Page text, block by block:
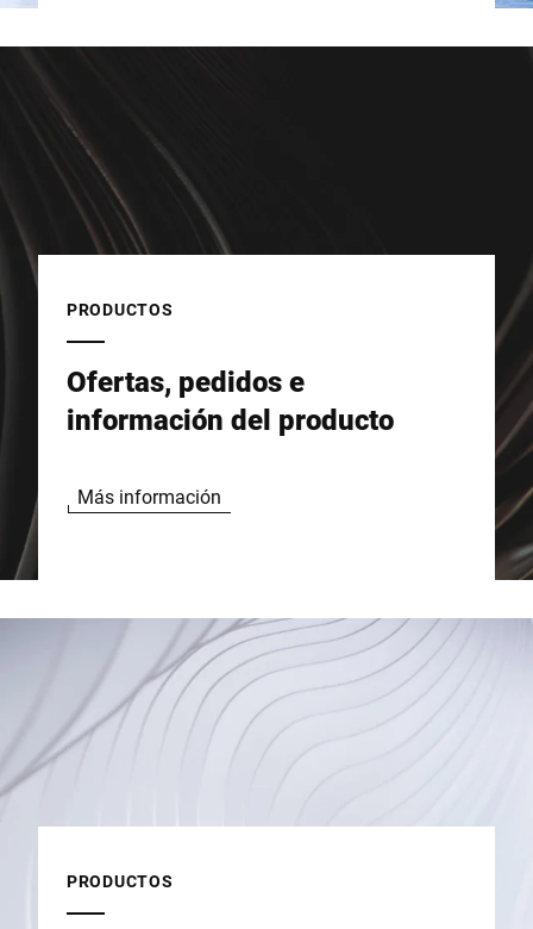
PRODUCTOS
Ofertas, pedidos e
información del producto
Más información
PRODUCTOS